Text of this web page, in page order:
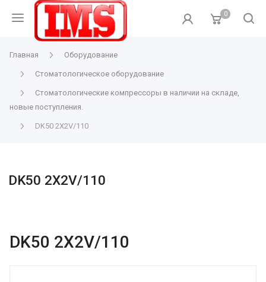
0
Главная Оборудование
Стоматологическое оборудование
Стоматологические компрессоры в наличии на складе,
новые поступления.
DK50 2X2V/110
DK50 2X2V/110
DK50 2X2V/110